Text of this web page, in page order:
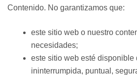
Contenido. No garantizamos que:
este sitio web o nuestro
necesidades;
este sitio web esté disponible
ininterrumpida, puntual,